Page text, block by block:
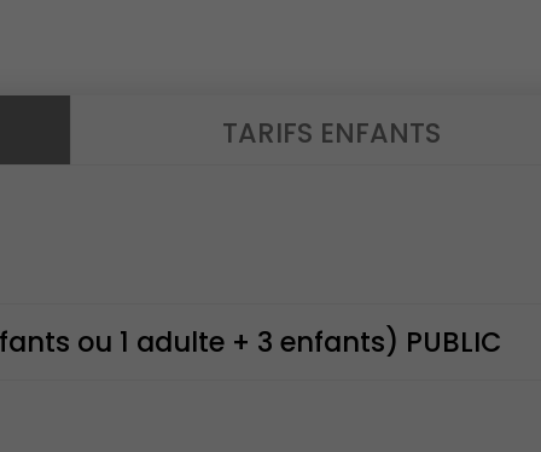
TARIFS ENFANTS
ou 1 adulte + 3 enfants) PUBLIC